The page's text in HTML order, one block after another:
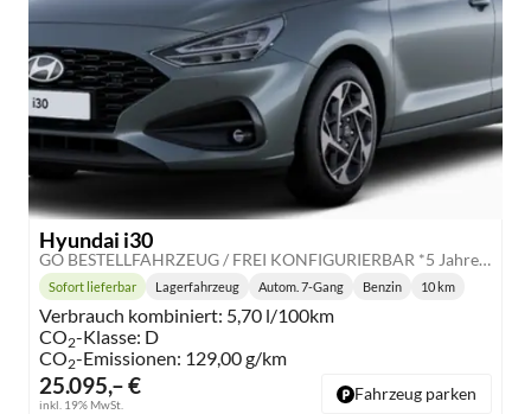
Hyundai i30
GO BESTELLFAHRZEUG / FREI KONFIGURIERBAR *5 Jahre Garantie*
25.095,– €
inkl. 19% MwSt.
Lieferzeit:
Sofort lieferbar Lagerfahrzeug
Getriebe:
Autom. 7-Gang Benzin 10 km
Verbrauch kombiniert: 5,70 l/100km
CO2-Klasse: D
CO2-Emissionen: 129,00 g/km
Fahrzeug parken